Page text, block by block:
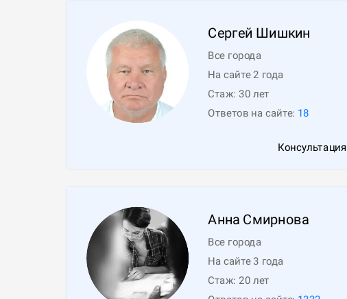
Сергей Шишкин
Все города
На сайте 2 года
Стаж:30 лет
Ответов на сайте: 18
Анна Смирнова
Все города
На сайте 3 года
Стаж: 20 лет